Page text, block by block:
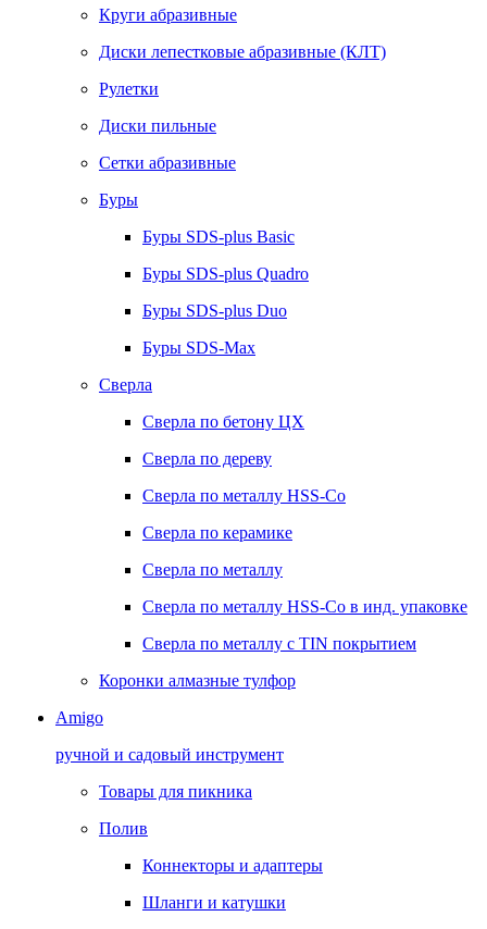
Круги абразивные
Диски лепестковые абразивные (КЛТ)
Рулетки
Диски пильные
Сетки абразивные
Буры
Буры SDS-plus Basic
Буры SDS-plus Quadro
Буры SDS-plus Duo
Буры SDS-Max
Сверла
Сверла по бетону ЦХ
Сверла по дереву
Сверла по металлу HSS-Co
Сверла по керамике
Сверла по металлу
Сверла по металлу HSS-Co в инд. упаковке
Сверла по металлу с TIN покрытием
Коронки алмазные тулфор
Amigo
ручной и садовый инструмент
Товары для пикника
Полив
Коннекторы и адаптеры
Шланги и катушки